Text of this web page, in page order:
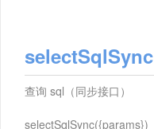
selectSqlSync
查询 sql（同步接口）
selectSqlSync({params})